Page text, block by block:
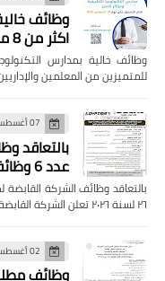
وظائف خالية
اكثر من 8 محافظات
من المعلمين والإداريين
بالتعاقد وظائف
عدد 6 وظائف خالية
وظائف مطلوبه